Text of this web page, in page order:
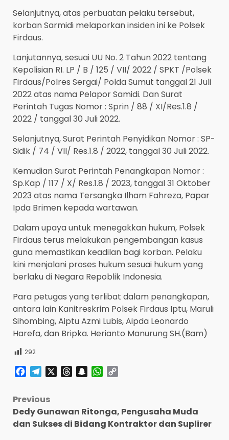
Selanjutnya, atas perbuatan pelaku tersebut,
korban Sarmidi melaporkan insiden ini ke Polsek
Firdaus.
Lanjutannya, sesuai UU No. 2 Tahun 2022 tentang
Kepolisian RI. LP / B / 125 / VII/ 2022 / SPKT /Polsek
Firdaus/Polres Sergai/ Polda Sumut tanggal 21 Juli
2022 atas nama Pelapor Samidi. Dan Surat
Perintah Tugas Nomor : Sprin / 88 / XI/Res.1.8 /
2022 / tanggal 30 Juli 2022.
Selanjutnya, Surat Perintah Penyidikan Nomor : SP-
Sidik / 74 / VII/ Res.1.8 / 2022, tanggal 30 Juli 2022.
Kemudian Surat Perintah Penangkapan Nomor :
Sp.Kap / 117 / X/ Res.1.8 / 2023, tanggal 31 Oktober
2023 atas nama Tersangka Ilham Fahreza, Papar
Ipda Brimen kepada wartawan.
Dalam upaya untuk menegakkan hukum, Polsek
Firdaus terus melakukan pengembangan kasus
guna memastikan keadilan bagi korban. Pelaku
kini menjalani proses hukum sesuai hukum yang
berlaku di Negara Repoblik Indonesia.
Para petugas yang terlibat dalam penangkapan,
antara lain Kanitreskrim Polsek Firdaus Iptu, Maruli
Sihombing, Aiptu Azmi Lubis, Aipda Leonardo
Harefa, dan Bripka. Herianto Manurung SH.(Bam)
292
Facebook
TelegramThreadsSnapchatWhatsApp
Post
navigation
Previous
Dedy Gunawan Ritonga, Pengusaha Muda
dan Sukses di Bidang Kontraktor dan Suplirer